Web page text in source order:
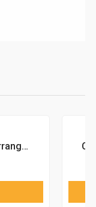
Combocom: Balkan – 13 arrangemang för flexibel ensemble (partitur och stämmor)